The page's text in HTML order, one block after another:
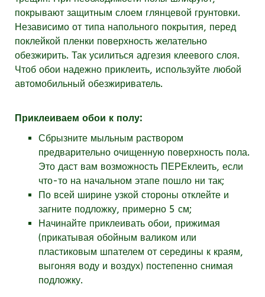
покрывают защитным слоем глянцевой грунтовки.
Независимо от типа напольного покрытия, перед
поклейкой пленки поверхность желательно
обезжирить. Так усилиться адгезия клеевого слоя.
Чтоб обои надежно приклеить, используйте любой
автомобильный обезжириватель.
Приклеиваем обои к полу:
Сбрызните мыльным раствором
предварительно очищенную поверхность пола.
Это даст вам возможность ПЕРЕклеить, если
что-то на начальном этапе пошло ни так;
По всей ширине узкой стороны отклейте и
загните подложку, примерно 5 см;
Начинайте приклеивать обои, прижимая
(прикатывая обойным валиком или
пластиковым шпателем от середины к краям,
выгоняя воду и воздух) постепенно снимая
подложку.